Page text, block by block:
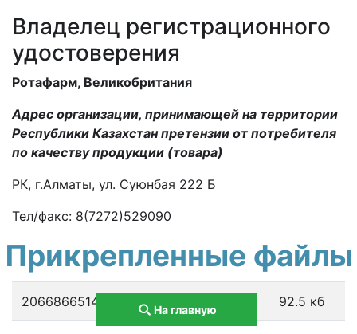
Владелец регистрационного
удостоверения
Ротафарм, Великобритания
Адрес организации, принимающей на территории
Республики Казахстан претензии от потребителя
по качеству продукции (товара)
РК, г.Алматы, ул. Суюнбая 222 Б
Тел/факс: 8(7272)529090
Прикрепленные файлы
206686651477977099_ru.doc 92.5 кб
На главную